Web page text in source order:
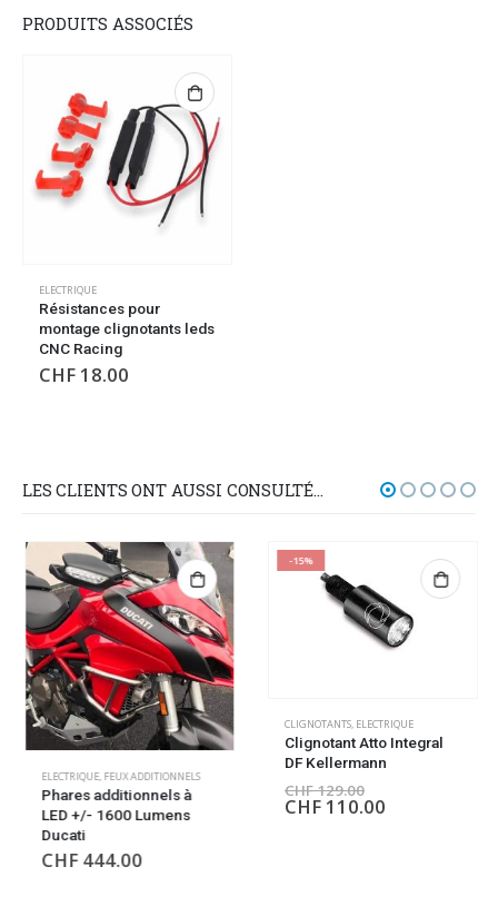
PRODUITS ASSOCIÉS
ELECTRIQUE
Résistances pour
montage clignotants leds
CNC Racing
CHF 18.00
LES CLIENTS ONT AUSSI CONSULTÉ…
ELECTRIQUE, FEUX ADDITIONNELS
Phares additionnels à
LED +/- 1600 Lumens
Ducati
CHF444.00
-15%
CLIGNOTANTS, ELECTRIQUE
Clignotant Atto Integral
DF Kellermann
CHF129.00
CHF110.00